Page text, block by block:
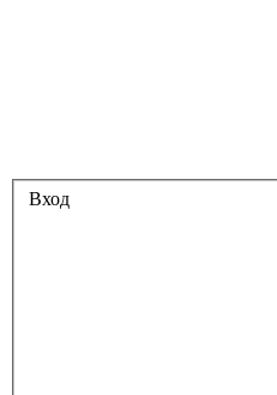
Вход